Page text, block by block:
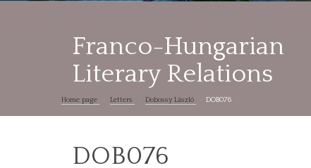
Franco-Hungarian
Literary Relations
Home page Letters Dobossy László DOB076
DOB076